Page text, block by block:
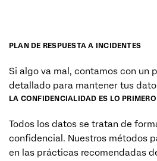
PLAN DE RESPUESTA A INCIDENTES
Si algo va mal, contamos con un
detallado para mantener tus
LA CONFIDENCIALIDAD ES LO PRIMERO
Todos los datos se tratan de
confidencial. Nuestros métodos
en las prácticas recomendadas